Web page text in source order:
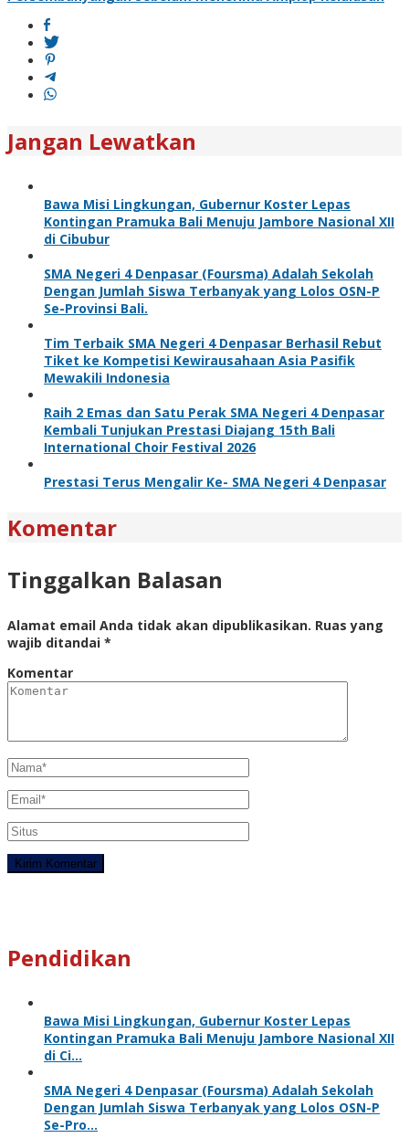
Jangan Lewatkan
Bawa Misi Lingkungan, Gubernur Koster Lepas
Kontingan Pramuka Bali Menuju Jambore Nasional XII
di Cibubur
SMA Negeri 4 Denpasar (Foursma) Adalah Sekolah
Dengan Jumlah Siswa Terbanyak yang Lolos OSN-P
Se-Provinsi Bali.
Tim Terbaik SMA Negeri 4 Denpasar Berhasil Rebut
Tiket ke Kompetisi Kewirausahaan Asia Pasifik
Mewakili Indonesia
Raih 2 Emas dan Satu Perak SMA Negeri 4 Denpasar
Kembali Tunjukan Prestasi Diajang 15th Bali
International Choir Festival 2026
Prestasi Terus Mengalir Ke- SMA Negeri 4 Denpasar
Komentar
Tinggalkan Balasan
Alamat email Anda tidak akan dipublikasikan. Ruas yang
wajib ditandai *
Komentar
Pendidikan
Bawa Misi Lingkungan, Gubernur Koster Lepas
Kontingan Pramuka Bali Menuju Jambore Nasional XII
di Ci…
SMA Negeri 4 Denpasar (Foursma) Adalah Sekolah
Dengan Jumlah Siswa Terbanyak yang Lolos OSN-P
Se-Pro…